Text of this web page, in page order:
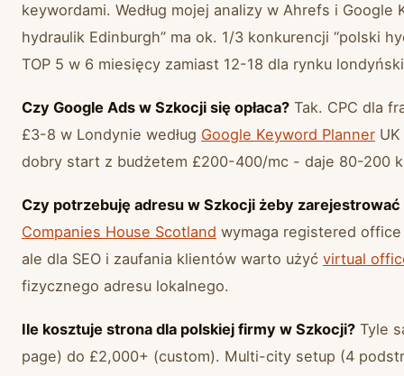
keywordami. Według mojej analizy w Ahrefs i Google
hydraulik Edinburgh” ma ok. 1/3 konkurencji “polski
TOP 5 w 6 miesięcy zamiast 12-18 dla rynku
Czy Google Ads w Szkocji się opłaca? Tak. CPC dla
£3-8 w Londynie według Google Keyword Planner
dobry start z budżetem £200-400/mc - daje 80-200
Czy potrzebuję adresu w Szkocji żeby
Companies House Scotland wymaga registered
ale dla SEO i zaufania klientów warto użyć virtual
fizycznego adresu lokalnego.
Ile kosztuje strona dla polskiej firmy w Szkocji? Tyle
page) do £2,000+ (custom). Multi-city setup (4